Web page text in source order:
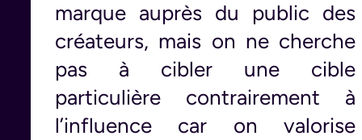
marque auprès du public des
créateurs, mais on ne cherche
pas à cibler une cible
particulière contrairement à
l’influence car on valorise